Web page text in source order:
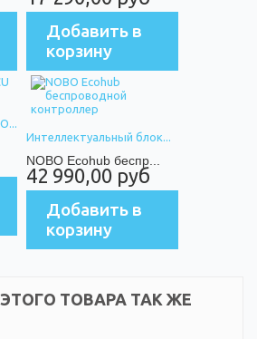
Добавить в
корзину
Интеллектуальный блок...
NOBO Ecohub беспр...
42 990,00 руб
Добавить в
корзину
ТОВАРА ТАК ЖЕ